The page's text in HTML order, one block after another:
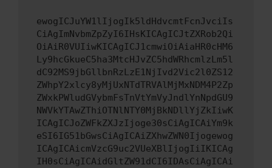
ewogICJuYW1lIjogIk5ldHdvcmtFcnJvciIs
CiAgImNvbmZpZyI6IHsKICAgICJtZXRob2Qi
OiAiR0VUIiwKICAgICJ1cmwiOiAiaHR0cHM6
Ly9hcGkueC5ha3MtcHJvZC5hdWRhcmlzLm5l
dC92MS9jbGllbnRzLzE1NjIvd2Vic2l0ZS12
ZWhpY2xlcy8yMjUxNTdTRVAlMjMxNDM4P2Zp
ZWxkPWludGVybmFsTnVtYmVyJndlYnNpdGU9
NWVkYTAwZThiOTNlNTY0MjBkNDllYjZkIiwK
ICAgICJoZWFkZXJzIjoge30sCiAgICAiYm9k
eSI6IG51bGwsCiAgICAiZXhwZWN0Ijogewog
ICAgICAicmVzcG9uc2VUeXBlIjogIiIKICAg
IH0sCiAgICAidGltZW91dCI6IDAsCiAgICAi